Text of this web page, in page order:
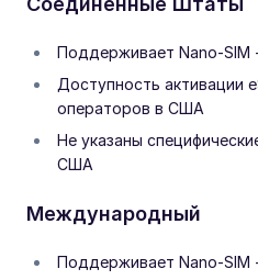
Поддерживает Nano-SIM
Доступность активации
операторов в США
Не указаны
США
Международный
Поддерживает Nano-SIM